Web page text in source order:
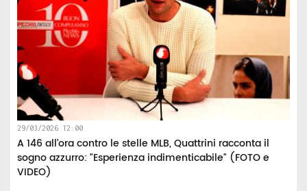
29/03/2026 12:00
A 146 all’ora contro le stelle MLB, Quattrini racconta il
sogno azzurro: "Esperienza indimenticabile" (FOTO e
VIDEO)